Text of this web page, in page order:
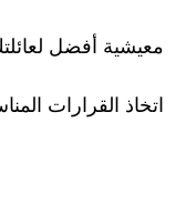
معيشية أفضل
اتخاذ القرارات